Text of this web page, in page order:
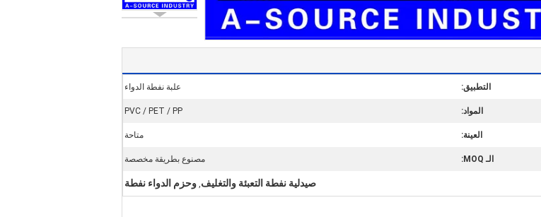
التطبيق: علبة نفطة الدواء
المواد: PVC / PET / PP
العينة: متاحة
الـ MOQ: مصنوع بطريقة مخصصة
صيدلية نفطة التعبئة والتغليف, وحزم الدواء نفطة